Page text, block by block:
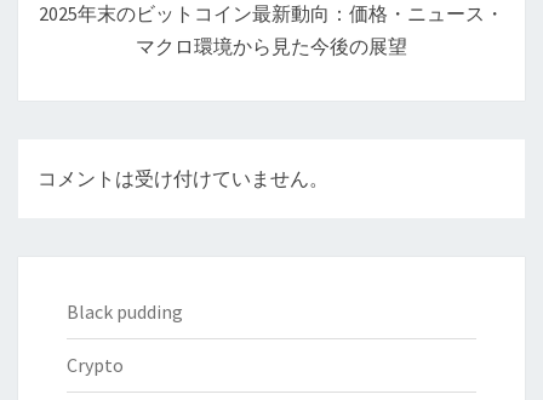
ョ2025年末のビットコイン最新動向：価格・ニュース・
マクロ環境から見た今後の展望
コメントは受け付けていません。
Black pudding
Crypto